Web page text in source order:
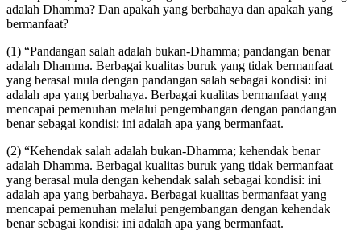
adalah Dhamma? Dan apakah yang berbahaya dan apakah yang
bermanfaat?
(1) “Pandangan salah adalah bukan-Dhamma; pandangan benar
adalah Dhamma. Berbagai kualitas buruk yang tidak bermanfaat
yang berasal mula dengan pandangan salah sebagai kondisi: ini
adalah apa yang berbahaya. Berbagai kualitas bermanfaat yang
mencapai pemenuhan melalui pengembangan dengan pandangan
benar sebagai kondisi: ini adalah apa yang bermanfaat.
(2) “Kehendak salah adalah bukan-Dhamma; kehendak benar
adalah Dhamma. Berbagai kualitas buruk yang tidak bermanfaat
yang berasal mula dengan kehendak salah sebagai kondisi: ini
adalah apa yang berbahaya. Berbagai kualitas bermanfaat yang
mencapai pemenuhan melalui pengembangan dengan kehendak
benar sebagai kondisi: ini adalah apa yang bermanfaat.